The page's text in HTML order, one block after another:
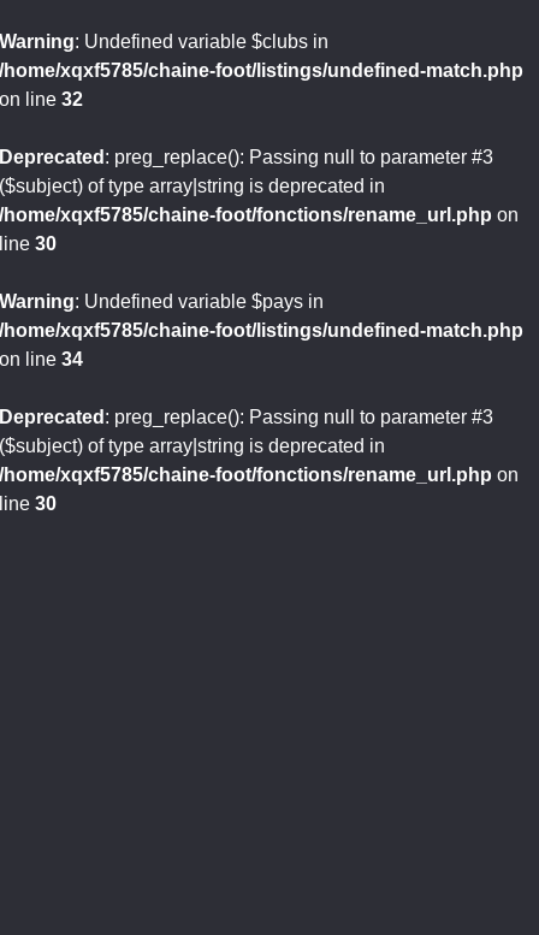
Warning: Undefined variable $clubs in
/home/xqxf5785/chaine-foot/listings/undefined-match.php
on line 32
Deprecated : preg_replace(): Passing null to parameter #3
($subject) of type array|string is deprecated in
/home/xqxf5785/chaine-foot/fonctions/rename_url.php on
line 30
Warning: Undefined variable $pays in
/home/xqxf5785/chaine-foot/listings/undefined-match.php
on line 34
Deprecated : preg_replace(): Passing null to parameter #3
($subject) of type array|string is deprecated in
/home/xqxf5785/chaine-foot/fonctions/rename_url.php on
line 30